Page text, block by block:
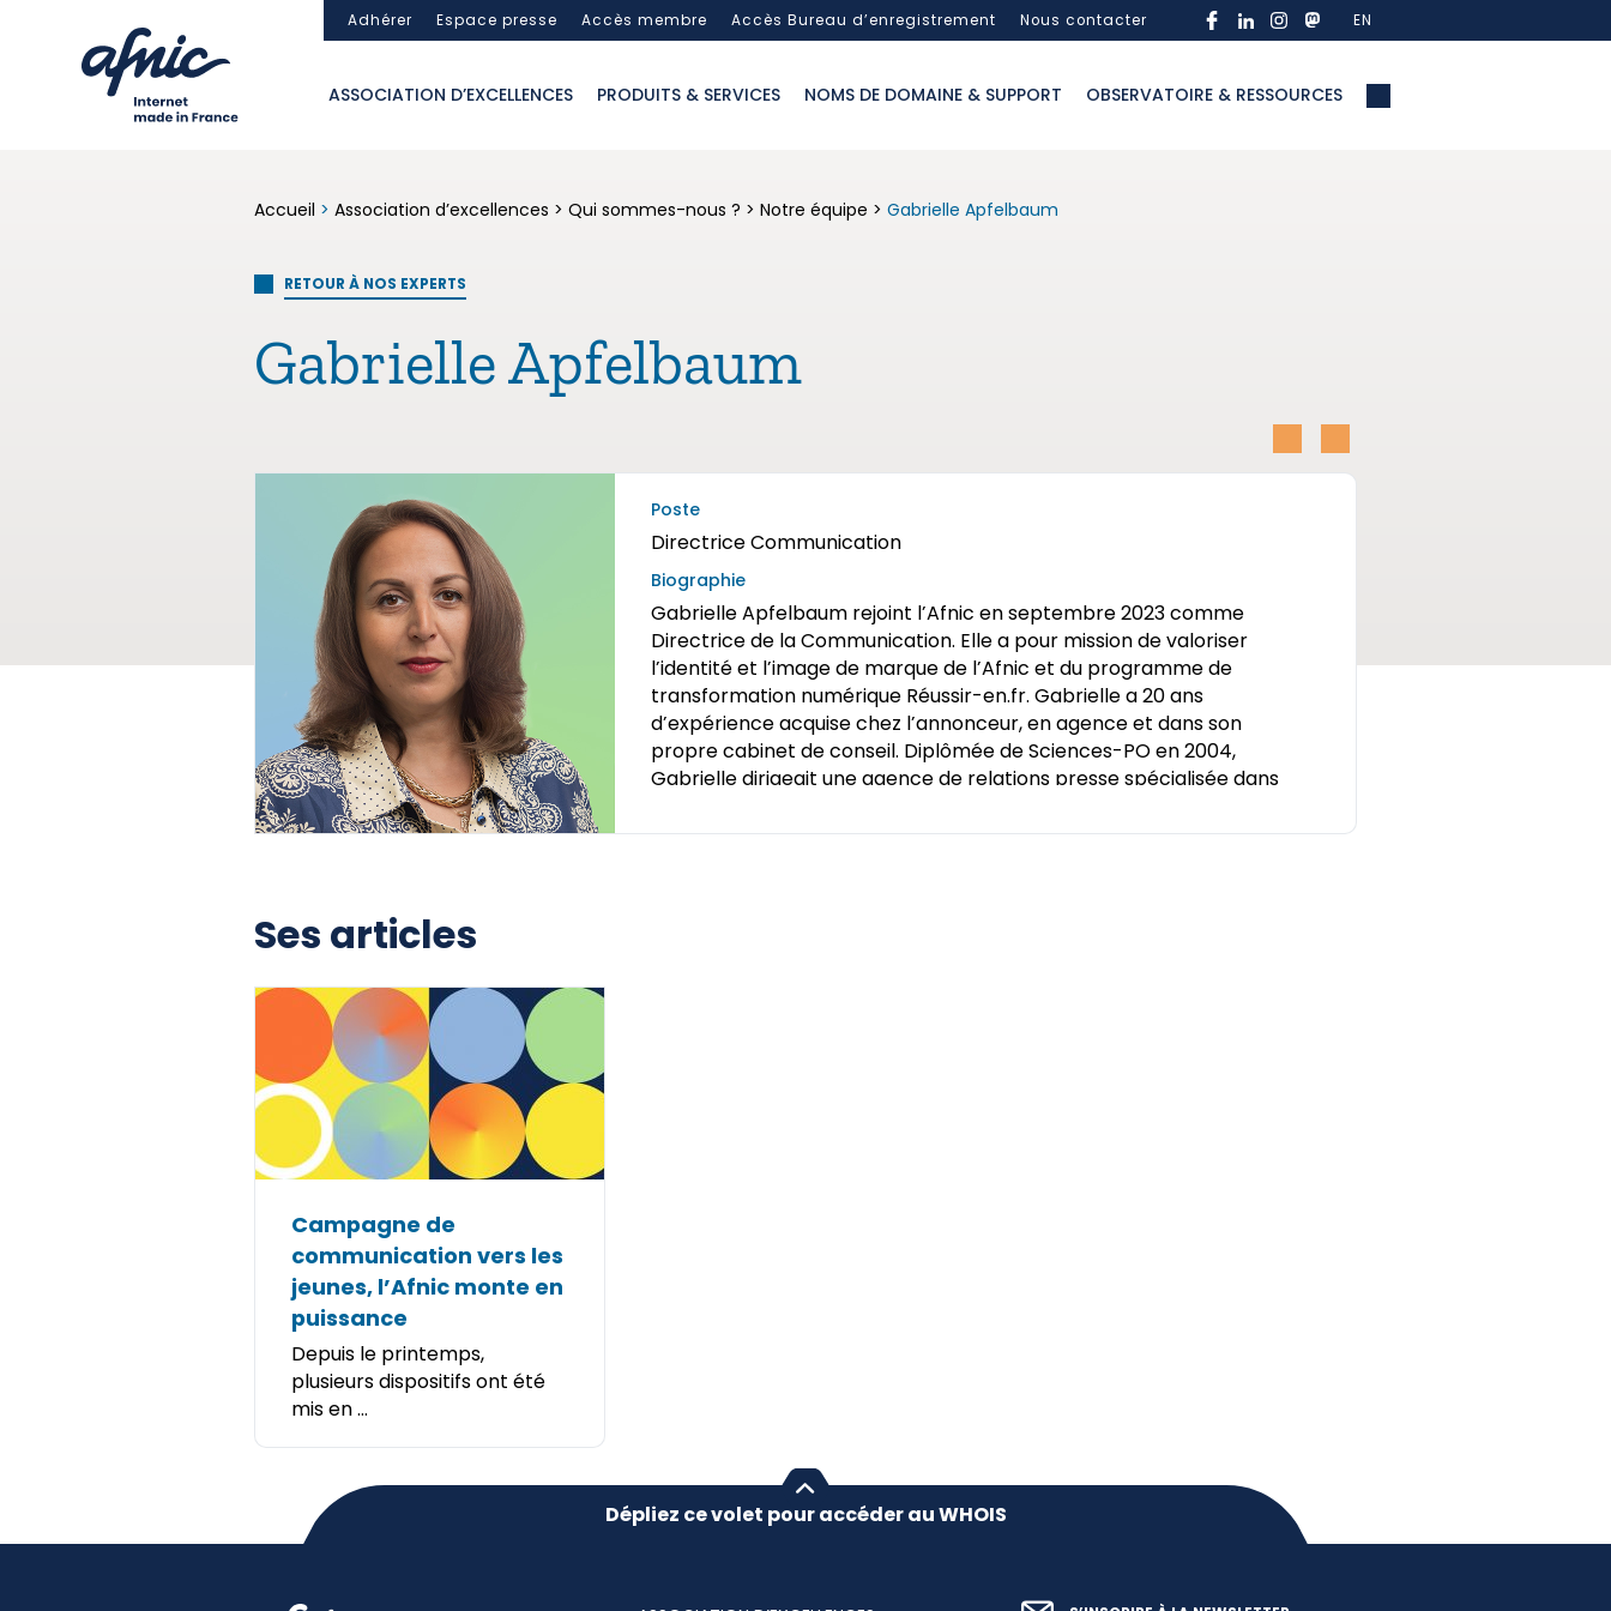
Adhérer Espace presse Accès membre Accès Bureau d’enregistrement Nous contacter EN
ASSOCIATION D’EXCELLENCES PRODUITS & SERVICES NOMS DE DOMAINE & SUPPORT OBSERVATOIRE & RESSOURCES
Accueil > Association d’excellences > Qui sommes-nous ? > Notre équipe > Gabrielle Apfelbaum
RETOUR À NOS EXPERTS
Gabrielle Apfelbaum
Poste
Directrice Communication
Biographie
Gabrielle Apfelbaum rejoint l’Afnic en septembre 2023 comme
Directrice de la Communication. Elle a pour mission de valoriser
l’identité et l’image de marque de l’Afnic et du programme de
transformation numérique Réussir-en.fr. Gabrielle a 20 ans
d’expérience acquise chez l’annonceur, en agence et dans son
propre cabinet de conseil. Diplômée de Sciences-PO en 2004,
Gabrielle dirigeait une agence de relations presse spécialisée dans
de Responsable de la Communication au sein d’une association
Ses articles
Campagne de
communication vers les
jeunes, l’Afnic monte en
puissance
Depuis le printemps,
plusieurs dispositifs ont été
mis en ...
Dépliez ce volet pour accéder au WHOIS